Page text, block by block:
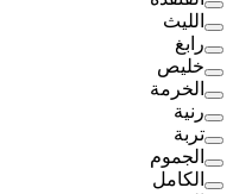
الليث
رابغ
خليص
الخرمة
رنية
تربة
الجموم
الكامل